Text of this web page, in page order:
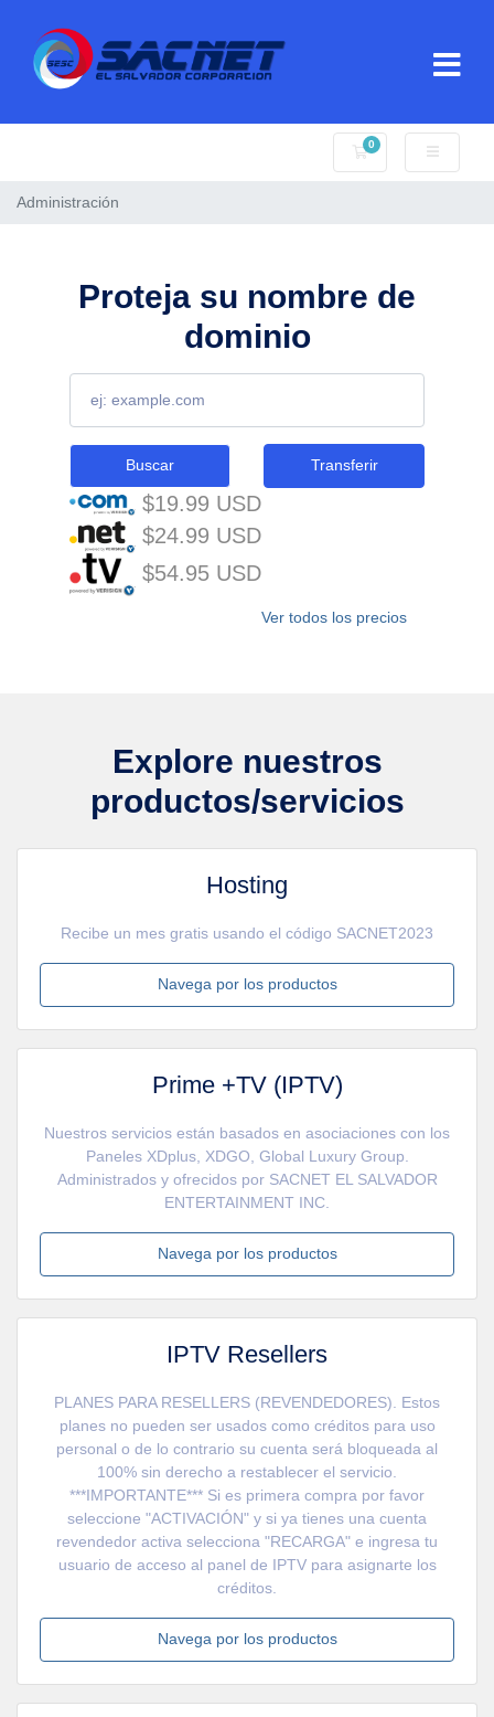
0
Carro de Pedidos
Administración
Proteja su nombre de
dominio
Buscar Transferir
$19.99 USD
$24.99 USD
$54.95 USD
Ver todos los precios
Explore nuestros
productos/servicios
Hosting
Recibe un mes gratis usando el código SACNET2023
Navega por los productos
Prime +TV (IPTV)
Nuestros servicios están basados en asociaciones con los
Paneles XDplus, XDGO, Global Luxury Group.
Administrados y ofrecidos por SACNET EL SALVADOR
ENTERTAINMENT INC.
Navega por los productos
IPTV Resellers
PLANES PARA RESELLERS (REVENDEDORES). Estos
planes no pueden ser usados como créditos para uso
personal o de lo contrario su cuenta será bloqueada al
100% sin derecho a restablecer el servicio.
***IMPORTANTE*** Si es primera compra por favor
seleccione "ACTIVACIÓN" y si ya tienes una cuenta
revendedor activa selecciona "RECARGA" e ingresa tu
usuario de acceso al panel de IPTV para asignarte los
créditos.
Navega por los productos